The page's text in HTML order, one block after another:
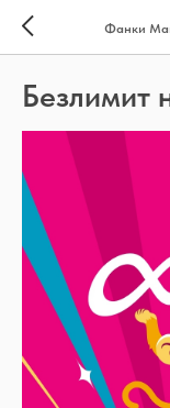
Фанки
Безлимит